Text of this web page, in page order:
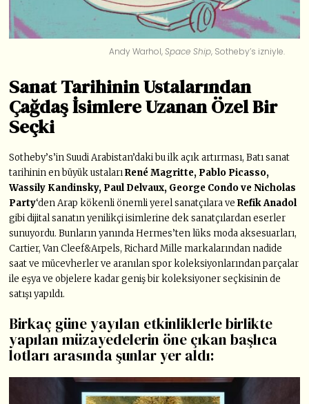
Andy Warhol,Space Ship, Sotheby’s izniyle.
Sanat Tarihinin Ustalarından
Çağdaş İsimlere Uzanan Özel Bir
Seçki
Sotheby’s’in Suudi Arabistan’daki bu ilk açık artırması,Batı sanat
tarihinin en büyük ustalarıRené Magritte, Pablo Picasso,
Wassily Kandinsky, Paul Delvaux, George Condo ve Nicholas
Party‘den Arap kökenli önemli yerel sanatçılara veRefik Anadol
gibi dijital sanatın yenilikçi isimlerine dek sanatçılardan eserler
sunuyordu. Bunların yanında Hermes’ten lüks moda aksesuarları,
Cartier, Van Cleef&Arpels, Richard Mille markalarından nadide
saat ve mücevherler ve aranılan spor koleksiyonlarından parçalar
ile eşya ve objelere kadar geniş bir koleksiyoner seçkisinin de
satışı yapıldı.
Birkaç güne yayılan etkinliklerle birlikte
yapılan müzayedelerin öne çıkan başlıca
lotları arasında şunlar yer aldı: